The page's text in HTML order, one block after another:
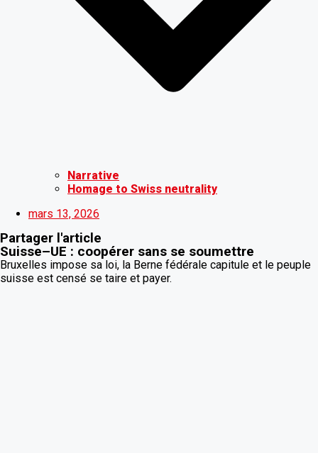
Narrative
Homage to Swiss neutrality
mars 13, 2026
Partager l'article
Suisse–UE : coopérer sans se soumettre
Bruxelles impose sa loi, la Berne fédérale capitule et le peuple
suisse est censé se taire et payer.